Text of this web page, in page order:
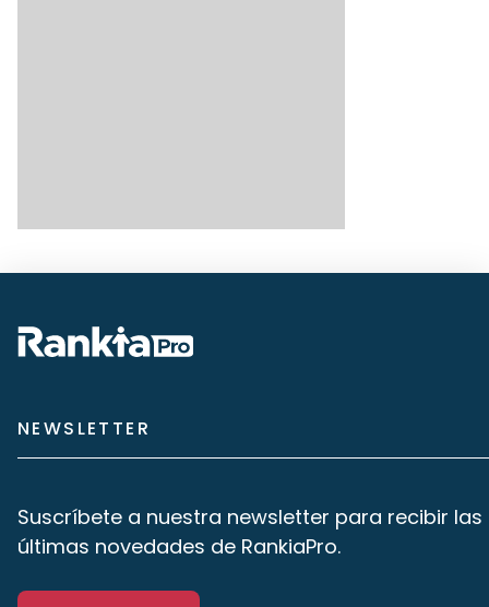
NEWSLETTER
Suscríbete a nuestra newsletter para recibir las
últimas novedades de RankiaPro.